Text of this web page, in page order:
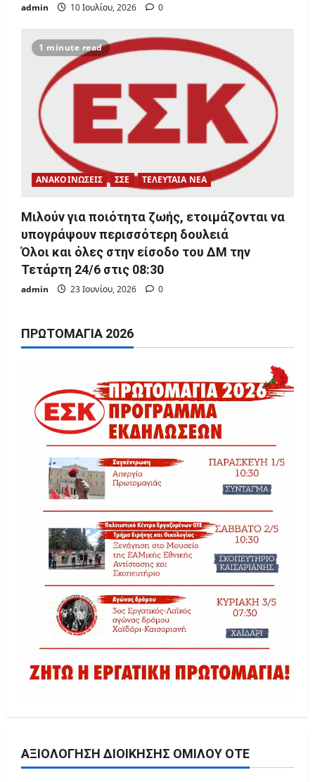
admin 10 Ιουλίου, 2026 0
1 minute read
ΑΝΑΚΟΙΝΩΣΕΙΣ ΣΣΕ ΤΕΛΕΥΤΑΙΑ ΝΕΑ
Μιλούν για ποιότητα ζωής, ετοιμάζονται να
υπογράψουν περισσότερη δουλειά
Όλοι και όλες στην είσοδο του ΔΜ την
Τετάρτη 24/6 στις 08:30
admin 23 Ιουνίου, 2026 0
ΠΡΩΤΟΜΑΓΙΆ 2026
ΑΞΙΟΛΌΓΗΣΗ ΔΙΟΊΚΗΣΗΣ ΟΜΊΛΟΥ ΟΤΕ